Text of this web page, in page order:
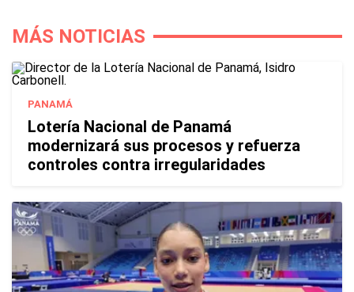
MÁS NOTICIAS
PANAMÁ
Lotería Nacional de Panamá
modernizará sus procesos y refuerza
controles contra irregularidades